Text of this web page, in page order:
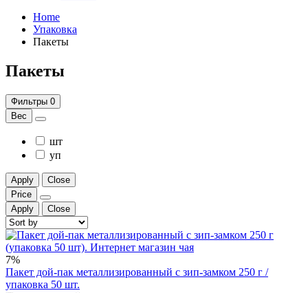
Home
Упаковка
Пакеты
Пакеты
Фильтры 0
Вес
шт
уп
Apply
Close
Price
Apply
Close
7%
Пакет дой-пак металлизированный с зип-замком 250 г /
упаковка 50 шт.